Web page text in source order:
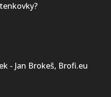
?
- Jan Brokeš, Brofi.eu